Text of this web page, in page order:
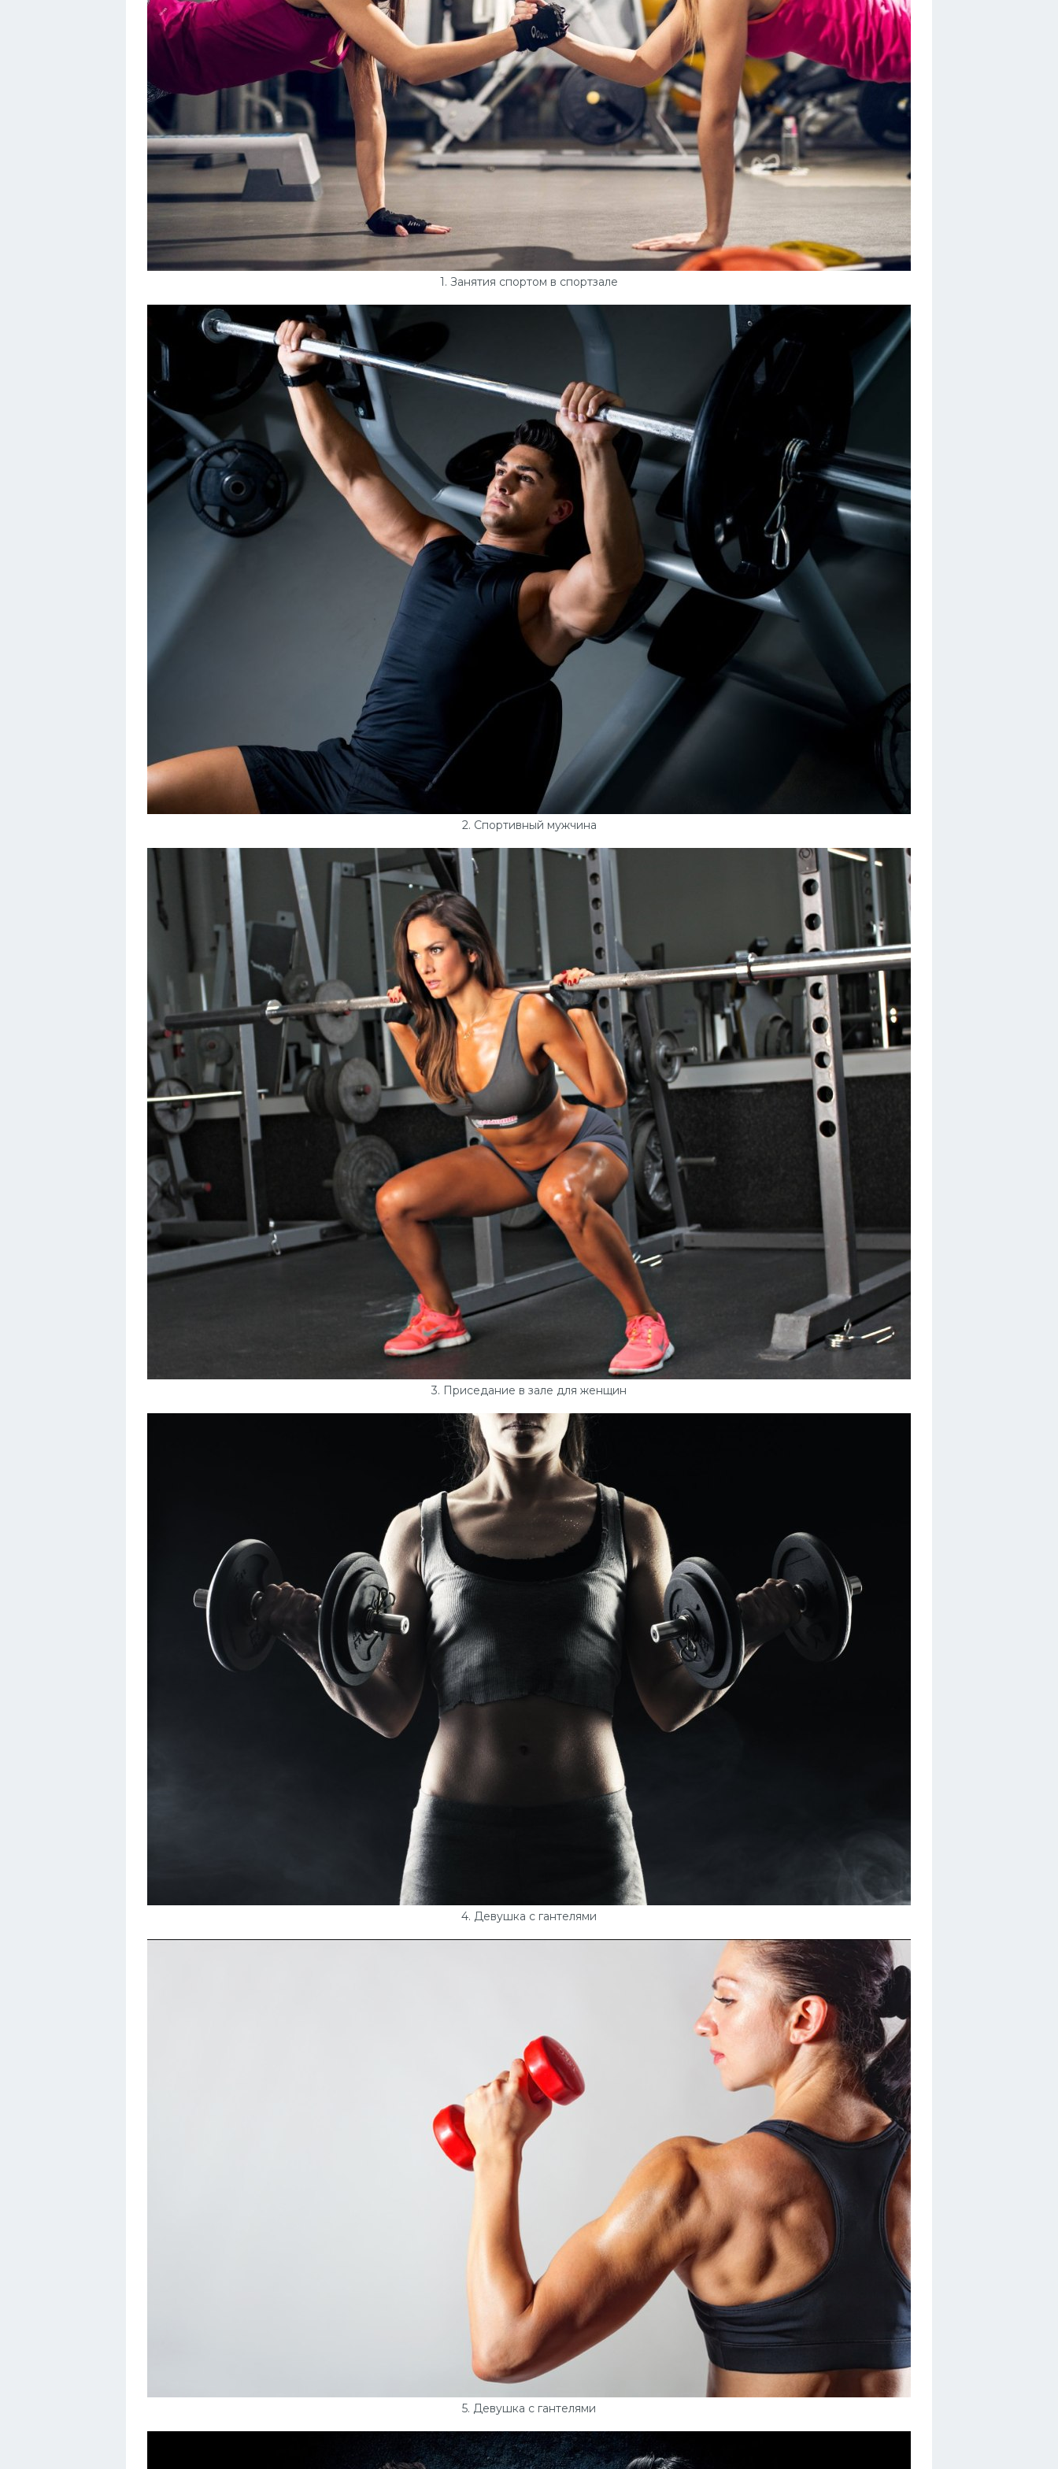
1. Занятия спортом в спортзале
2. Спортивный мужчина
3. Приседание в зале для женщин
4. Девушка с гантелями
5. Девушка с гантелями